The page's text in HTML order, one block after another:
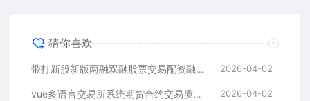
猜你喜欢
带打新股新版两融双融股票交易配资融资融券打新股美股港股 2026-04-02
vue多语言交易所系统期货合约交易质押生息盲盒挖矿跟单 2026-04-02